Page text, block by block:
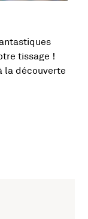
tissage !
la découverte